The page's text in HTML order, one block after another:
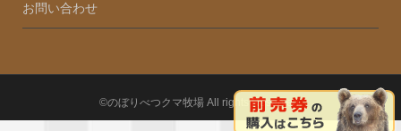
お問い合わせ
©のぼりべつクマ牧場 All rights Reserved.